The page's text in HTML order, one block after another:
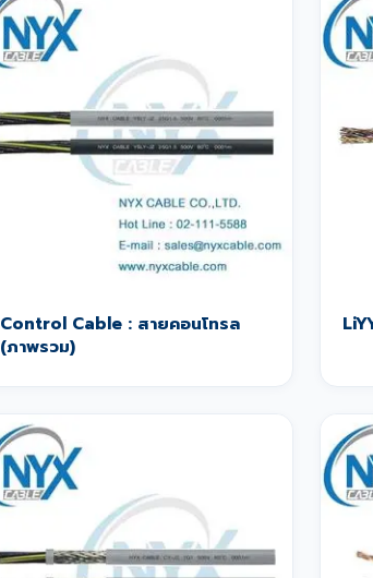
Control Cable : สายคอนโทรล
(ภาพรวม)